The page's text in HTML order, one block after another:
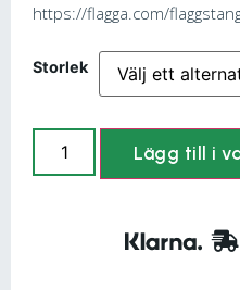
https://flagga.com/
Storlek
Lägg till i